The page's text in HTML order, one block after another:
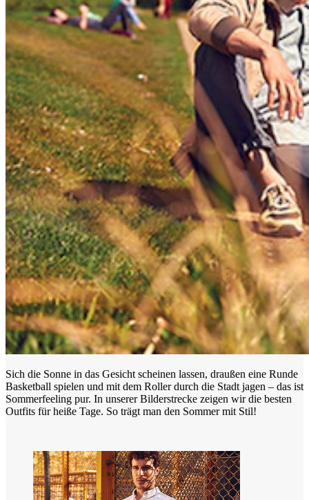
Sich die Sonne in das Gesicht scheinen lassen, draußen eine Runde
Basketball spielen und mit dem Roller durch die Stadt jagen – das ist
Sommerfeeling pur. In unserer Bilderstrecke zeigen wir die besten
Outfits für heiße Tage. So trägt man den Sommer mit Stil!